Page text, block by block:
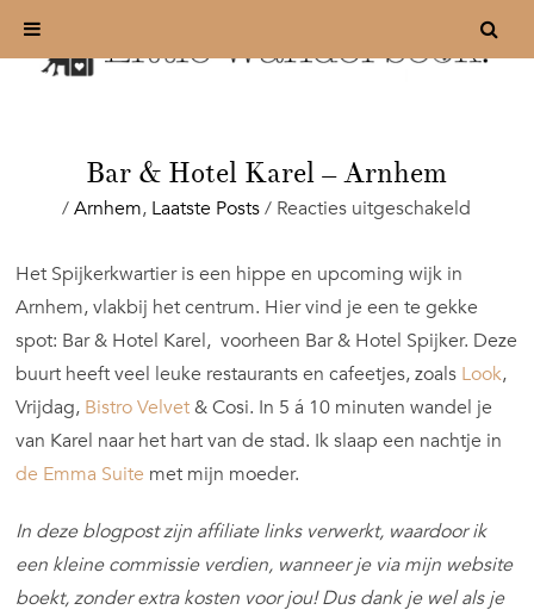
Bar & Hotel Karel – Arnhem
/Arnhem, Laatste Posts/ Reacties uitgeschakeld
Karel
–
Het Spijkerkwartier is een hippe en upcoming wijk in
Arnhem, vlakbij het centrum. Hier vind je een te gekke
spot: Bar & Hotel Karel, voorheen Bar & Hotel Spijker. Deze
buurt heeft veel leuke restaurants en cafeetjes, zoals Look,
Vrijdag, Bistro Velvet& Cosi. In 5 á 10 minuten wandel je
van Karel naar het hart van de stad. Ik slaap een nachtje in
de Emma Suite met mijn moeder.
In deze blogpost zijn affiliate links verwerkt, waardoor ik
een kleine commissie verdien, wanneer je via mijn website
boekt, zonder extra kosten voor jou! Dus dank je wel als je